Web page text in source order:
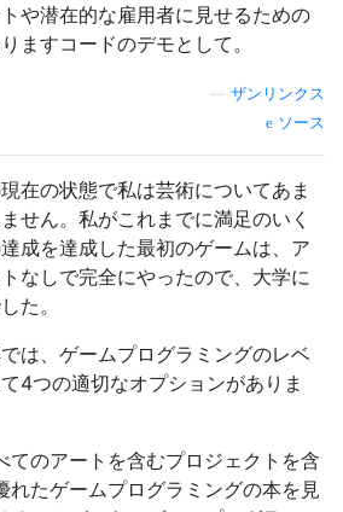
や潜在的な雇用者に見せるための
ますコードのデモとして。
ザンリンクス
ソース
在の状態で私は芸術についてあま
せん。私がこれまでに満足のいく
成を達成した最初のゲームは、ア
なしで完全にやったので、大学に
た。
は、ゲームプログラミングのレベ
4つの適切なオプションがありま
てのアートを含むプロジェクトを含
れたゲームプログラミングの本を見